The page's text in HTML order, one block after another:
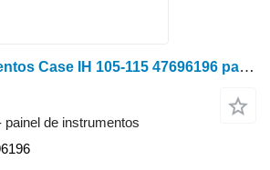
Painel de instrumentos Case IH 105-115 47696196 para trator de rodas Case 105-115
de instrumentos